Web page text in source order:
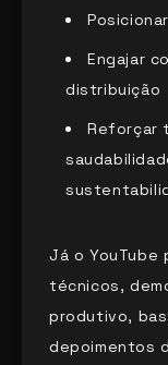
Engajar
distribuição
Reforçar
Já o YouTube
técnicos,
produtivo,
depoimentos